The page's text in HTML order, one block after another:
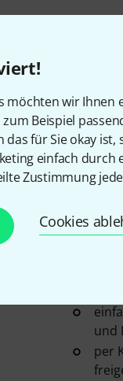
möchten wir Ihnen
Beispiel
das für Sie okay
einfach durch
Zustimmung
Cookies
mit
Sofort
K&M
und
per